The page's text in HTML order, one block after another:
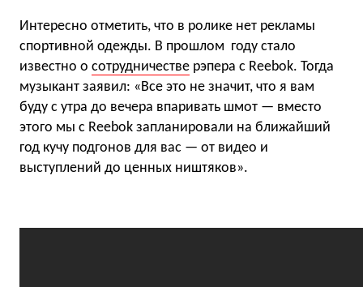
Интересно отметить, что в ролике нет рекламы
спортивной одежды. В прошлом году стало
известно о сотрудничестве рэпера с Reebok. Тогда
музыкант заявил: «Все это не значит, что я вам
буду с утра до вечера впаривать шмот — вместо
этого мы с Reebok запланировали на ближайший
год кучу подгонов для вас — от видео и
выступлений до ценных ништяков».